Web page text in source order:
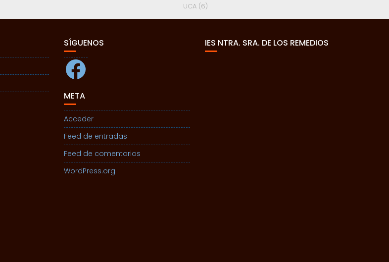
UCA(6)
SÍGUENOS
Facebook
META
Acceder
Feed de entradas
Feed de comentarios
WordPress.org
IES NTRA. SRA. DE LOS REMEDIOS